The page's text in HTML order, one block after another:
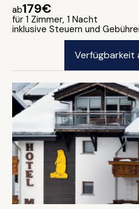
ab179€
für 1 Zimmer, 1 Nacht
inklusive Steuern und
Verfügbarkeit